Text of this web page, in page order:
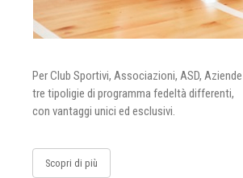
Per Club Sportivi, Associazioni, ASD, Aziende
tre tipoligie di programma fedeltà differenti,
con vantaggi unici ed esclusivi.
Scopri di più